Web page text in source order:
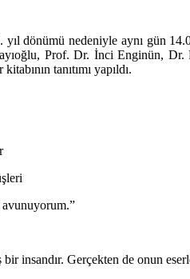
yıl dönümü nedeniyle aynı gün
Prof. Dr. İnci Enginün,
tanıtımı yapıldı.
avunuyorum.”
insandır. Gerçekten de onun